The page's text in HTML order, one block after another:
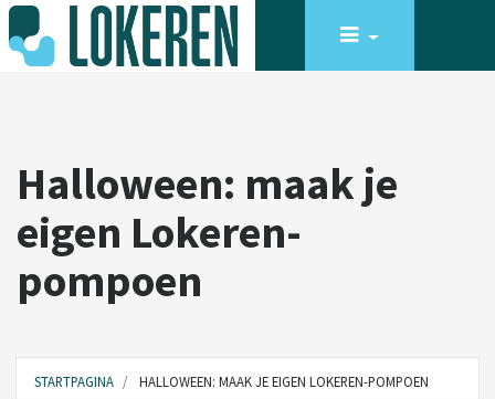
Halloween: maak je
eigen Lokeren-
pompoen
STARTPAGINA HALLOWEEN: MAAK JE EIGEN LOKEREN-POMPOEN